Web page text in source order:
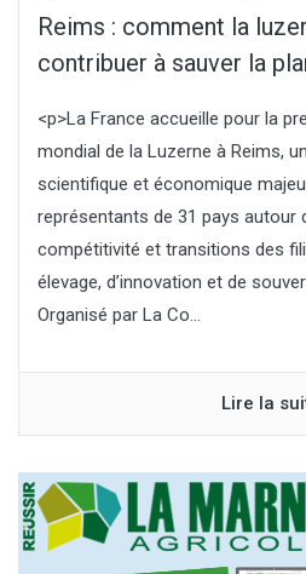
Reims : comment la
contribuer à sauver la
<p>La France accueille pour la
mondial de la Luzerne à Reims,
scientifique et économique
représentants de 31 pays autour
compétitivité et transitions des
élevage, d’innovation et de
Organisé par La Co...
Lire la